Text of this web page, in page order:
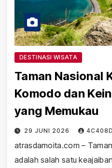
DESTINASI WISATA
Taman Nasional
Komodo dan
yang Memukau
29 JUNI 2026
atrasdamoita.com –
adalah salah satu